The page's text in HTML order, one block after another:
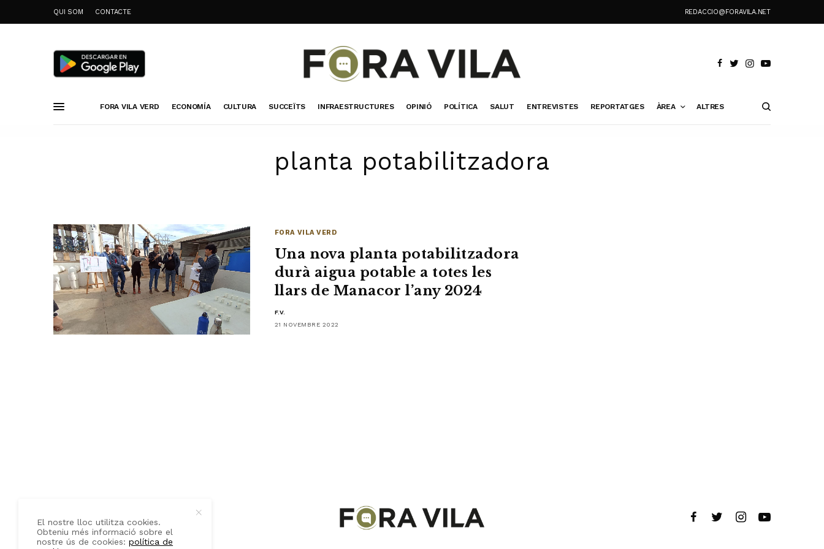
QUI SOM CONTACTE REDACCIO@FORAVILA.NET
FORA VILA VERD ECONOMÍA CULTURA SUCCEÏTS INFRAESTRUCTURES OPINIÓ POLÍTICA SALUT ENTREVISTES REPORTATGES ÀREA ALTRES
planta potabilitzadora
FORA VILA VERD
Una nova planta potabilitzadora
durà aigua potable a totes les
llars de Manacor l’any 2024
F.V.
21 NOVEMBRE 2022
QUI SOM CONTACTE
El nostre lloc utilitza cookies.
Obteniu més informació sobre el
nostre ús de cookies:política de